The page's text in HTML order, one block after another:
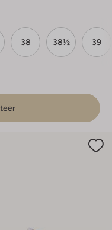
38 38½ 39